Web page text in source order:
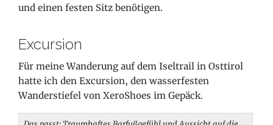
und einen festen Sitz benötigen.
Excursion
Für meine Wanderung auf dem Iseltrail in Osttirol
hatte ich den Excursion, den wasserfesten
Wanderstiefel von XeroShoes im Gepäck.